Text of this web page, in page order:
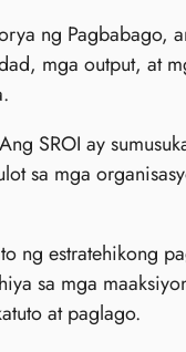
ng Pagbabago,
mga output, at
Ang SROI ay
sa mga
ng estratehikong
sa mga
at paglago.